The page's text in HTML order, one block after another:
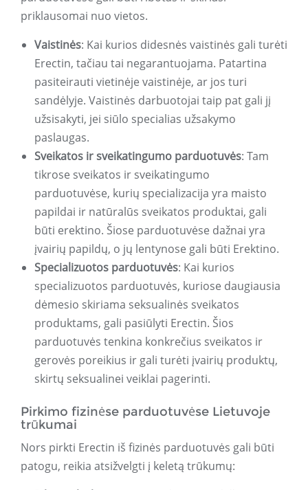
priklausomai nuo vietos.
Vaistinės: Kai kurios didesnės vaistinės gali turėti
Erectin, tačiau tai negarantuojama. Patartina
pasiteirauti vietinėje vaistinėje, ar jos turi
sandėlyje. Vaistinės darbuotojai taip pat gali jį
užsisakyti, jei siūlo specialias užsakymo
paslaugas.
Sveikatos ir sveikatingumo parduotuvės: Tam
tikrose sveikatos ir sveikatingumo
parduotuvėse, kurių specializacija yra maisto
papildai ir natūralūs sveikatos produktai, gali
būti erektino. Šiose parduotuvėse dažnai yra
įvairių papildų, o jų lentynose gali būti Erektino.
Specializuotos parduotuvės: Kai kurios
specializuotos parduotuvės, kuriose daugiausia
dėmesio skiriama seksualinės sveikatos
produktams, gali pasiūlyti Erectin. Šios
parduotuvės tenkina konkrečius sveikatos ir
gerovės poreikius ir gali turėti įvairių produktų,
skirtų seksualinei veiklai pagerinti.
Pirkimo fizinėse parduotuvėse Lietuvoje
trūkumai
Nors pirkti Erectin iš fizinės parduotuvės gali būti
patogu, reikia atsižvelgti į keletą trūkumų: